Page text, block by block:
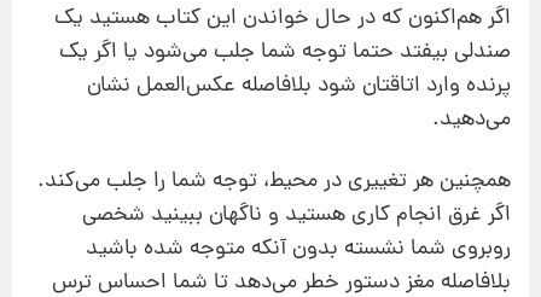
اگر هم‌اکنون که در حال خواندن این کتاب هستید یک
صندلی بیفتد حتما توجه شما جلب می‌شود یا اگر یک
پرنده وارد اتاقتان شود بلافاصله عکس‌العمل نشان
می‌دهید.
همچنین هر تغییری در محیط، توجه شما را جلب می‌کند.
اگر غرق انجام کاری هستید و ناگهان ببینید شخصی
روبروی شما نشسته بدون آنکه متوجه شده باشید
بلافاصله مغز دستور خطر می‌دهد تا شما احساس ترس